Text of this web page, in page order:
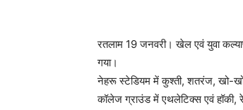
रतलाम 19 जनवरी। खेल एवं युवा
गया।
नेहरू स्टेडियम में कुश्ती, शतरंज, खो-खो,
कॉलेज ग्राउंड में एथलेटिक्स एवं हॉकी,